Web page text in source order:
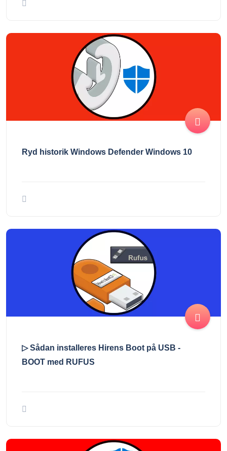
Ryd historik Windows Defender Windows 10
▷ Sådan installeres Hirens Boot på USB -
BOOT med RUFUS